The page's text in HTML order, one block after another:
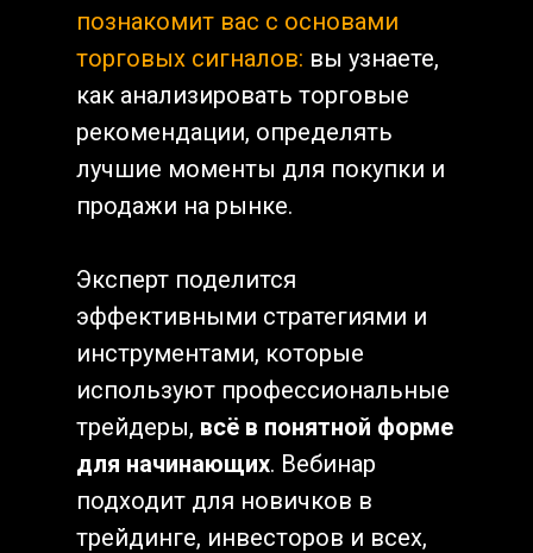
познакомит вас с основами
торговых сигналов: вы узнаете,
как анализировать торговые
рекомендации, определять
лучшие моменты для покупки и
продажи на рынке.
Эксперт поделится
эффективными стратегиями и
инструментами, которые
используют профессиональные
трейдеры, всё в понятной форме
для начинающих. Вебинар
подходит для новичков в
трейдинге, инвесторов и всех,